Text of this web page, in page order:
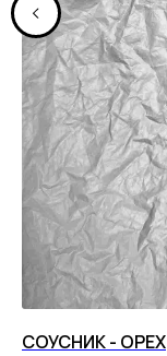
СОУСНИК - ОРЕХ